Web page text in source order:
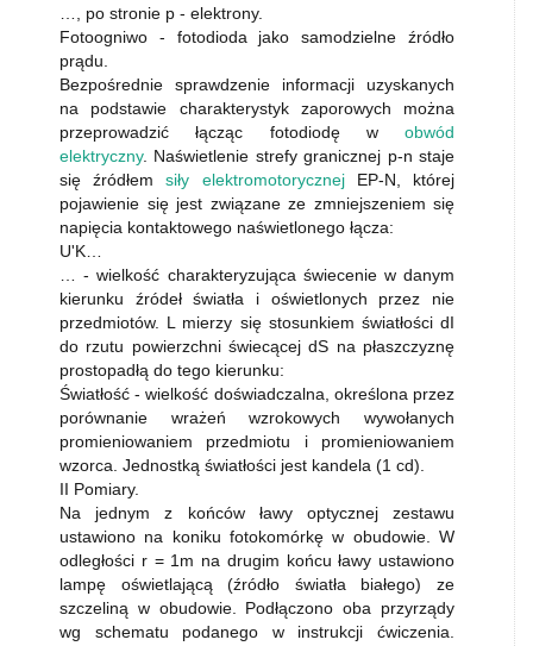
…, po stronie p - elektrony.
Fotoogniwo - fotodioda jako samodzielne źródło
prądu.
Bezpośrednie sprawdzenie informacji uzyskanych
na podstawie charakterystyk zaporowych można
przeprowadzić łącząc fotodiodę w obwód
elektryczny. Naświetlenie strefy granicznej p-n staje
się źródłemsiły elektromotorycznejEP-N, której
pojawienie się jest związane ze zmniejszeniem się
napięcia kontaktowego naświetlonego łącza:
U'K…
… - wielkość charakteryzująca świecenie w danym
kierunku źródeł światła i oświetlonych przez nie
przedmiotów. L mierzy się stosunkiem światłości dI
do rzutu powierzchni świecącej dS na płaszczyznę
prostopadłą do tego kierunku:
Światłość - wielkość doświadczalna, określona przez
porównanie wrażeń wzrokowych wywołanych
promieniowaniem przedmiotu i promieniowaniem
wzorca. Jednostką światłości jest kandela (1 cd).
II Pomiary.
Na jednym z końców ławy optycznej zestawu
ustawiono na koniku fotokomórkę w obudowie. W
odległości r = 1m na drugim końcu ławy ustawiono
lampę oświetlającą (źródło światła białego) ze
szczeliną w obudowie. Podłączono oba przyrządy
wg schematu podanego w instrukcji ćwiczenia.